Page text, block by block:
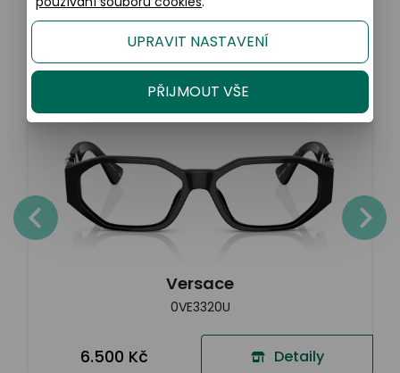
Sleva 20% na kompletní brýle
Versace
0VE3320U
6.500 Kč Detaily
UPRAVIT NASTAVENÍ
PŘIJMOUT VŠE